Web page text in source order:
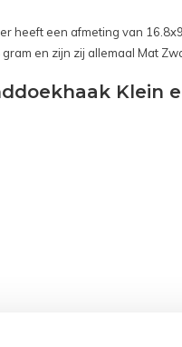
heeft een afmeting van
en zijn zij allemaal Mat
Klein